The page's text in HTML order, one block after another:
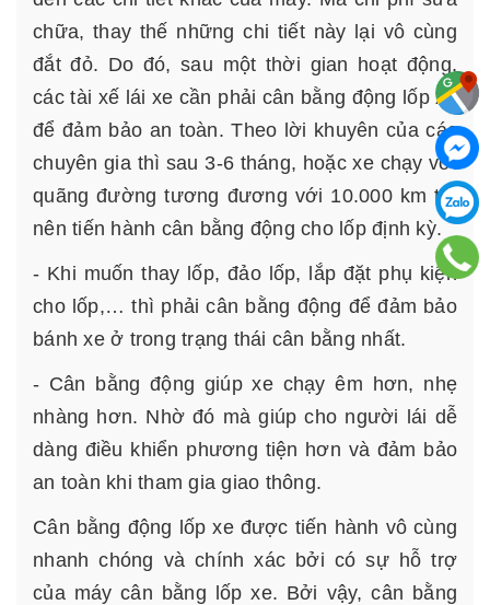
chữa, thay thế những chi tiết này lại vô cùng
đắt đỏ. Do đó, sau một thời gian hoạt động,
các tài xế lái xe cần phải cân bằng động lốp xe
để đảm bảo an toàn. Theo lời khuyên của các
chuyên gia thì sau 3-6 tháng, hoặc xe chạy với
quãng đường tương đương với 10.000 km thì
nên tiến hành cân bằng động cho lốp định kỳ.
- Khi muốn thay lốp, đảo lốp, lắp đặt phụ kiện
cho lốp,… thì phải cân bằng động để đảm bảo
bánh xe ở trong trạng thái cân bằng nhất.
- Cân bằng động giúp xe chạy êm hơn, nhẹ
nhàng hơn. Nhờ đó mà giúp cho người lái dễ
dàng điều khiển phương tiện hơn và đảm bảo
an toàn khi tham gia giao thông.
Cân bằng động lốp xe được tiến hành vô cùng
nhanh chóng và chính xác bởi có sự hỗ trợ
của máy cân bằng lốp xe. Bởi vậy, cân bằng